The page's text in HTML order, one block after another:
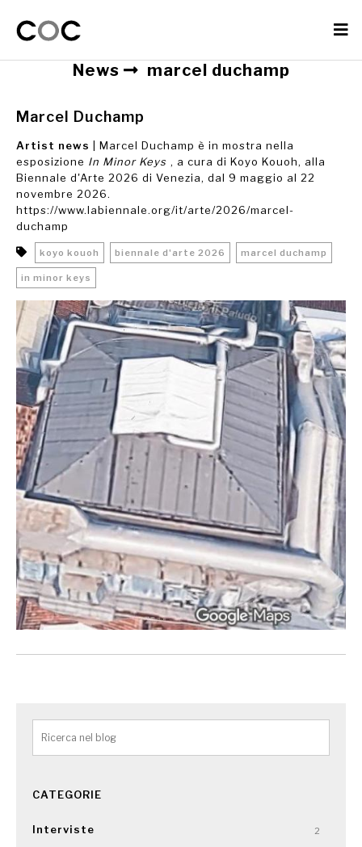
News marcel duchamp
Marcel Duchamp
Artist news
| Marcel Duchamp è in mostra nella
esposizione In Minor Keys , a cura di Koyo Kouoh, alla
Biennale d'Arte 2026 di Venezia, dal 9 maggio al 22
novembre 2026.
https://www.labiennale.org/it/arte/2026/marcel-
duchamp
koyo kouoh biennale d'arte 2026 marcel duchamp
in minor keys
CATEGORIE
Interviste 2